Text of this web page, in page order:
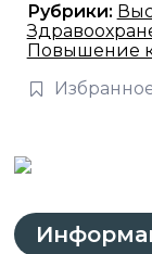
Рубрики:
Повышение